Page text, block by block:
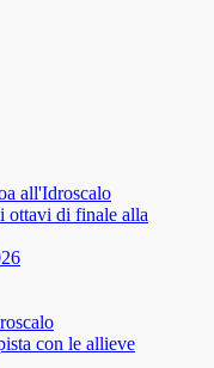
all'Idroscalo
ottavi di finale alla
con le allieve